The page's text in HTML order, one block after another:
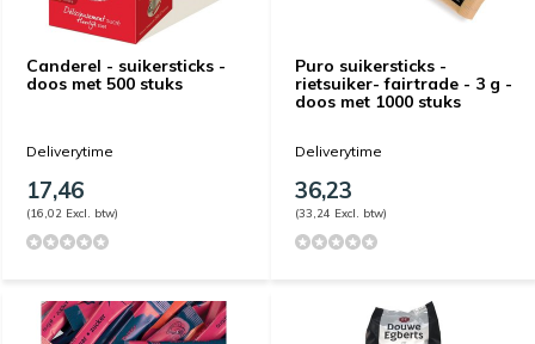
Canderel - suikersticks -
doos met 500 stuks
Deliverytime
17,46
(16,02 Excl. btw)
Puro suikersticks -
rietsuiker- fairtrade - 3 g -
doos met 1000 stuks
Deliverytime
36,23
(33,24 Excl. btw)